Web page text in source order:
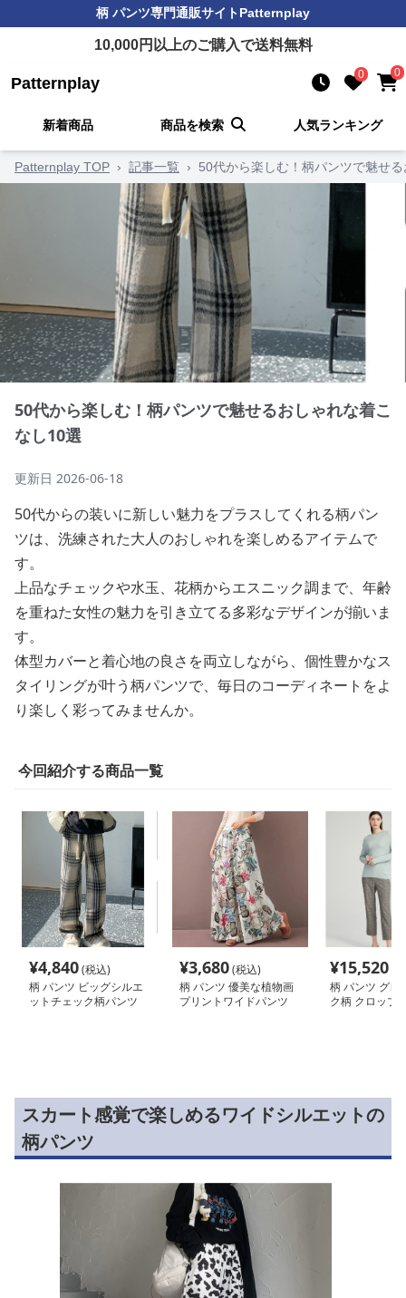
柄 パンツ専門通販サイトPatternplay
10,000円以上のご購入で送料無料
Patternplay 0 0
新着商品 商品を検索 人気ランキング
Patternplay TOP › 記事一覧 › 50代から楽しむ！柄パンツで魅せ
50代から楽しむ！柄パンツで魅せるおしゃれな着こ
なし10選
更新日 2026-06-18
50代からの装いに新しい魅力をプラスしてくれる柄パン
ツは、洗練された大人のおしゃれを楽しめるアイテムで
す。
上品なチェックや水玉、花柄からエスニック調まで、年齢
を重ねた女性の魅力を引き立てる多彩なデザインが揃いま
す。
体型カバーと着心地の良さを両立しながら、個性豊かなス
タイリングが叶う柄パンツで、毎日のコーディネートをよ
り楽しく彩ってみませんか。
今回紹介する商品一覧
¥4,840(税込)
柄 パンツ ビッグシルエ
ットチェック柄パンツ
¥3,680(税込)
柄 パンツ 優美な植物画
プリントワイドパンツ
¥15,520
柄 パンツ グレ
ク柄 クロップ
スカート感覚で楽しめるワイドシルエットの
柄パンツ